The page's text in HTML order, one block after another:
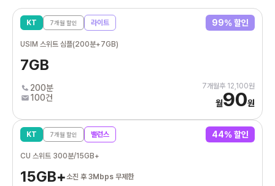
KT 7개월 할인 라이트 99% 할인
USIM 스위트 심플(200분+7GB)
7GB
200분
100건
7개월후 12,100원
월90원
KT 7개월 할인 밸런스 44% 할인
CU 스위트 300분/15GB+
15GB+소진 후 3Mbps 무제한